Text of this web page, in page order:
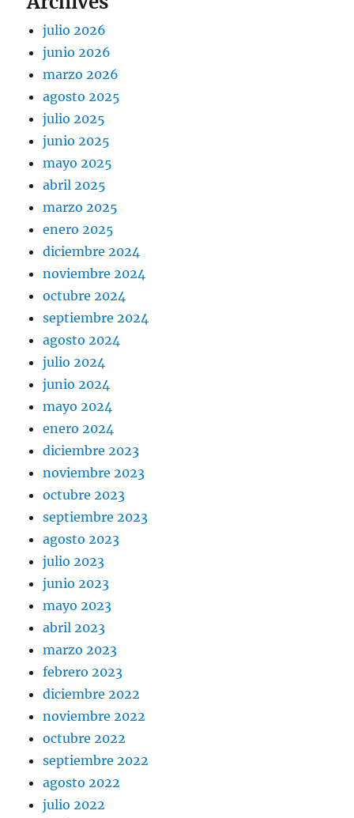
julio 2026
junio 2026
marzo 2026
agosto 2025
julio 2025
junio 2025
mayo 2025
abril 2025
marzo 2025
enero 2025
diciembre 2024
noviembre 2024
octubre 2024
septiembre 2024
agosto 2024
julio 2024
junio 2024
mayo 2024
enero 2024
diciembre 2023
noviembre 2023
octubre 2023
septiembre 2023
agosto 2023
julio 2023
junio 2023
mayo 2023
abril 2023
marzo 2023
febrero 2023
diciembre 2022
noviembre 2022
octubre 2022
septiembre 2022
agosto 2022
julio 2022